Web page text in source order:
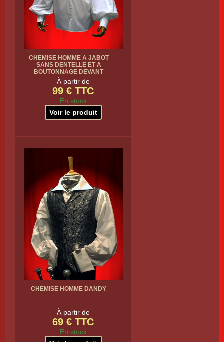
CHEMISE HOMME A JABOT
SANS DENTELLE ET A
BOUTONNAGE DEVANT
À partir de
99 € TTC
En stock
Voir le produit
CHEMISE HOMME DANDY
À partir de
69 € TTC
En stock